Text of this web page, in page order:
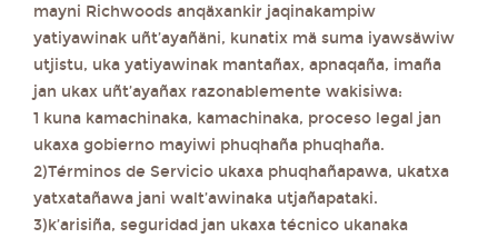
mayni Richwoods anqäxankir jaqinakampiw
yatiyawinak uñt’ayañäni, kunatix mä suma iyawsäwiw
utjistu, uka yatiyawinak mantañax, apnaqaña, imaña
jan ukax uñt’ayañax razonablemente wakisiwa:
1 kuna kamachinaka, kamachinaka, proceso legal jan
ukaxa gobierno mayiwi phuqhaña phuqhaña.
2)Términos de Servicio ukaxa phuqhañapawa, ukatxa
yatxatañawa jani walt’awinaka utjañapataki.
3)k’arisiña, seguridad jan ukaxa técnico ukanaka